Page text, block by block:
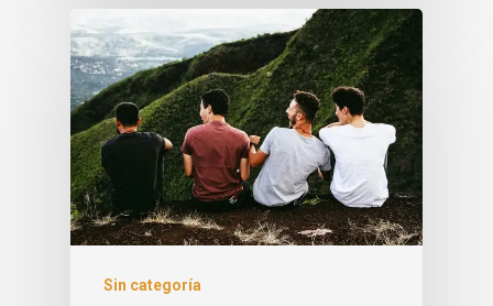
Sin categoría
(60)2 393 6081 | (60)2
(60) 317 893 3072
CORREO ELECTRÓNICO:
Escuela@swinglatino.co